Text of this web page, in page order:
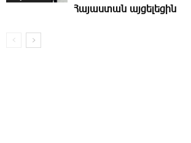
Հայաստան այ­ցե­լեցին